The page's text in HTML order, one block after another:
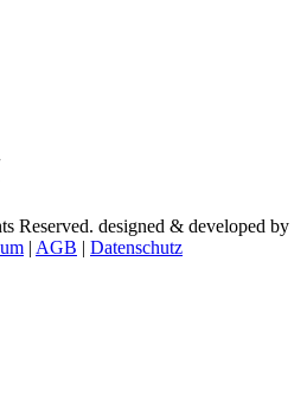
Reserved. designed & developed by
| AGB | Datenschutz